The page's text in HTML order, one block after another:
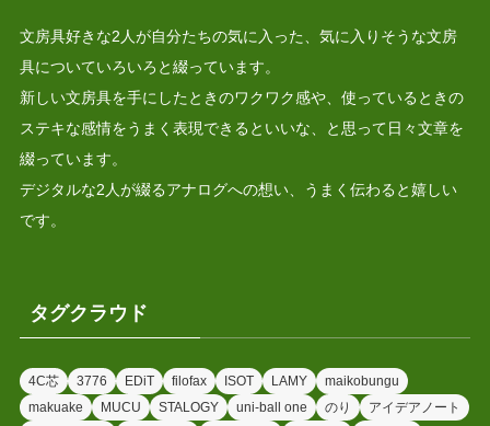
文房具好きな2人が自分たちの気に入った、気に入りそうな文房
具についていろいろと綴っています。
新しい文房具を手にしたときのワクワク感や、使っているときの
ステキな感情をうまく表現できるといいな、と思って日々文章を
綴っています。
デジタルな2人が綴るアナログへの想い、うまく伝わると嬉しい
です。
タグクラウド
4C芯 3776 EDiT filofax ISOT LAMY
maikobungu
makuake
MUCU STALOGY uni-ball one のり
アイデアノート